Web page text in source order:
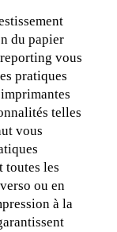
du papier
vous
pratiques
telles
vous
toutes les
ou en
à la